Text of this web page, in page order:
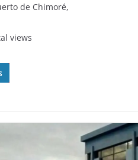
de Chimoré,
views